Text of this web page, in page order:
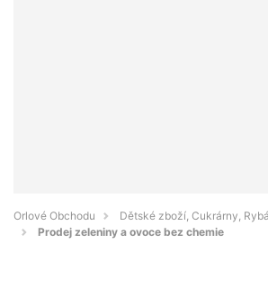
Orlové Obchodu
Dětské zboží, Cukrárny,
Prodej zeleniny a ovoce bez chemie